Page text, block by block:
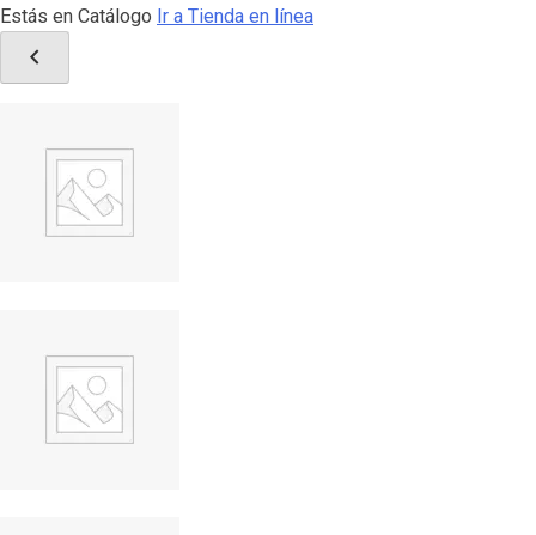
Estás en Catálogo Ir a Tienda en línea
chevron_left